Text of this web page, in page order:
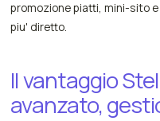
promozione piatti, mini-sito
piu' diretto.
Il vantaggio
avanzato,